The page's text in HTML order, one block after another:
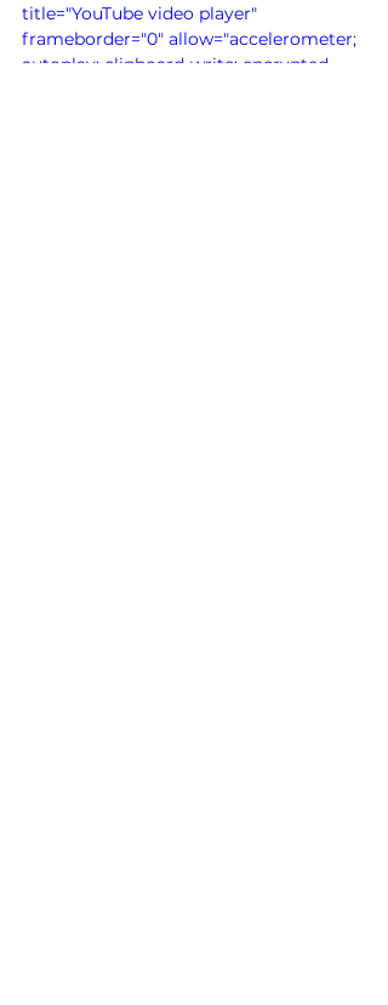
title="YouTube video player"
frameborder="0" allow="accelerometer;
autoplay; clipboard-write; encrypted-